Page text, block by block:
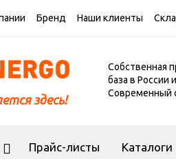
Бренд Наши клиенты
здесь!
Собственная
база в России
Современный
Прайс-листы Каталоги